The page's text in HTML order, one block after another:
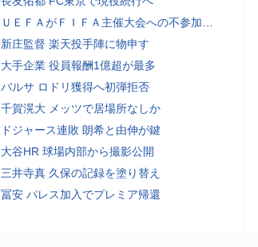
ＵＥＦＡがＦＩＦＡ主催大会への不参加継続、会長への「全面支持」表明に反発…「状況は何も変わらない」
新庄監督 楽天投手陣に物申す
大手企業 役員報酬1億超が最多
バルサ ロドリ獲得へ初弾拒否
千賀滉大 メッツで居場所なしか
ドジャース連敗 朗希と由伸が鍵
大谷HR 球場内部から撮影公開
三井寺真 久保の記録を塗り替え
冨安 パレス加入でプレミア帰還